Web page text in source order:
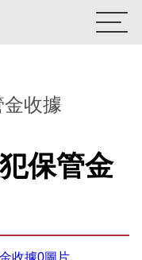
窟事件
安康接待室
收據
保管金